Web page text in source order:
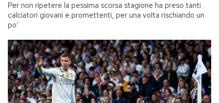
Per non ripetere la pessima scorsa stagione ha preso tanti
calciatori giovani e promettenti, per una volta rischiando un
po’